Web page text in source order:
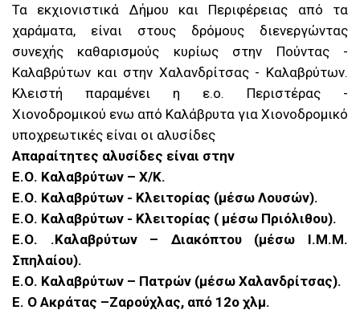
Τα εκχιονιστικά Δήμου και Περιφέρειας από τα
χαράματα, είναι στους δρόμους διενεργώντας
συνεχής καθαρισμούς κυρίως στην Πούντας -
Καλαβρύτων και στην Χαλανδρίτσας - Καλαβρύτων.
Κλειστή παραμένει η ε.ο. Περιστέρας -
Χιονοδρομικού ενω από Καλάβρυτα για Χιονοδρομικό
υποχρεωτικές είναι οι αλυσίδες
Απαραίτητες αλυσίδες είναι στην
Ε.Ο. Καλαβρύτων – Χ/Κ.
Ε.Ο. Καλαβρύτων - Κλειτορίας (μέσω Λουσών).
Ε.Ο. Καλαβρύτων - Κλειτορίας ( μέσω Πριόλιθου).
Ε.Ο. .Καλαβρύτων – Διακόπτου (μέσω Ι.Μ.Μ.
Σπηλαίου).
Ε.Ο. Καλαβρύτων – Πατρών (μέσω Χαλανδρίτσας).
Ε. Ο Ακράτας –Ζαρούχλας, από 12ο χλμ.